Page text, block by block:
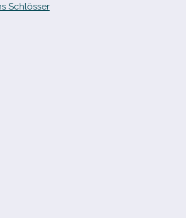
Schlösser